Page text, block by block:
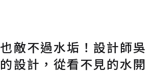
敵不過水垢！設計師吳
設計，從看不見的水開